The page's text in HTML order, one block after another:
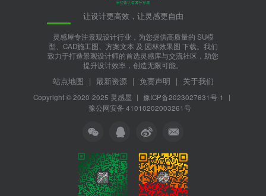
让设计更高效，让灵感更自由
灵感屋专注景观设计行业，为您提供高质量的 SU模
型、CAD施工图、方案文本 及 园林效果图 下载。我们
致力于打造景观设计师的首选灵感库与交流社区，助您
提升设计效率，创造无限可能。
站点地图 | 最新资源 | 免责声明 | 关于我们
Copyright © 2020-2025 灵感屋 | 豫ICP备2023027631号-1
|
豫公网安备 41010202003261号